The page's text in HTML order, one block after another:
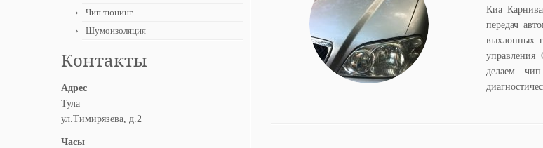
Чип тюнинг
Шумоизоляция
Контакты
Адрес
Тула
ул.Тимирязева, д.2
Часы
Киа
передач
выхлопных
делаем